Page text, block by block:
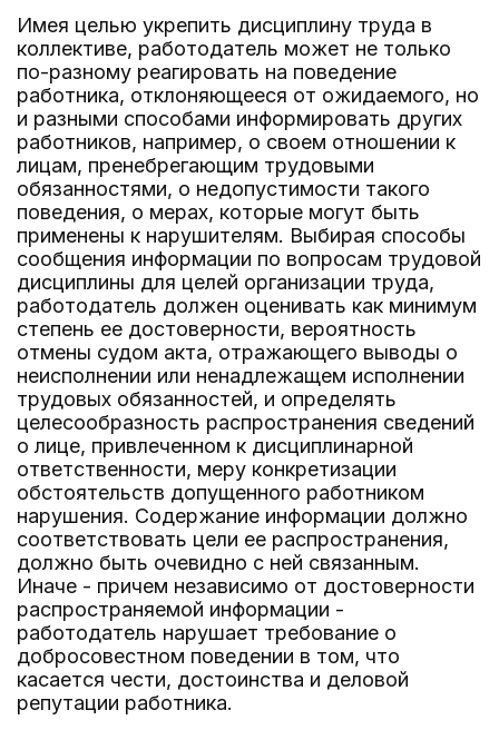
Имея целью укрепить дисциплину труда в
коллективе, работодатель может не только
по-разному реагировать на поведение
работника, отклоняющееся от ожидаемого, но
и разными способами информировать других
работников, например, о своем отношении к
лицам, пренебрегающим трудовыми
обязанностями, о недопустимости такого
поведения, о мерах, которые могут быть
применены к нарушителям. Выбирая способы
сообщения информации по вопросам трудовой
дисциплины для целей организации труда,
работодатель должен оценивать как минимум
степень ее достоверности, вероятность
отмены судом акта, отражающего выводы о
неисполнении или ненадлежащем исполнении
трудовых обязанностей, и определять
целесообразность распространения сведений
о лице, привлеченном к дисциплинарной
ответственности, меру конкретизации
обстоятельств допущенного работником
нарушения. Содержание информации должно
соответствовать цели ее распространения,
должно быть очевидно с ней связанным.
Иначе - причем независимо от достоверности
распространяемой информации -
работодатель нарушает требование о
добросовестном поведении в том, что
касается чести, достоинства и деловой
репутации работника.